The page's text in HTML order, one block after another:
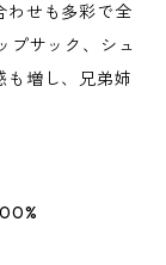
わせも多彩で全
プサック、シュ
も増し、兄弟姉